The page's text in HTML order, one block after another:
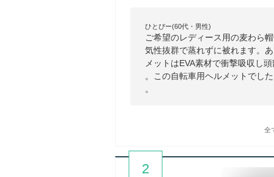
ひとぴー(60代・男性)
ご希望のレディース用の麦わら
気性抜群で蒸れずに被れます。
メットはEVA素材で衝撃吸収し
。この自転車用ヘルメットでし
。
全
2